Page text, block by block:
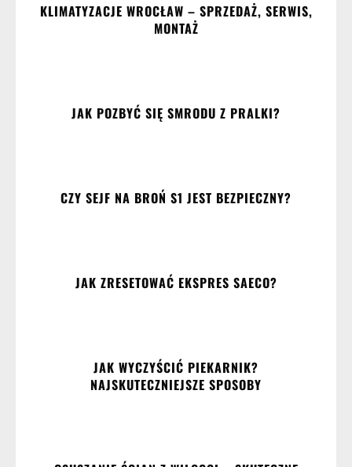
KLIMATYZACJE WROCŁAW – SPRZEDAŻ, SERWIS,
MONTAŻ
JAK POZBYĆ SIĘ SMRODU Z PRALKI?
CZY SEJF NA BROŃ S1 JEST BEZPIECZNY?
JAK ZRESETOWAĆ EKSPRES SAECO?
JAK WYCZYŚCIĆ PIEKARNIK?
NAJSKUTECZNIEJSZE SPOSOBY